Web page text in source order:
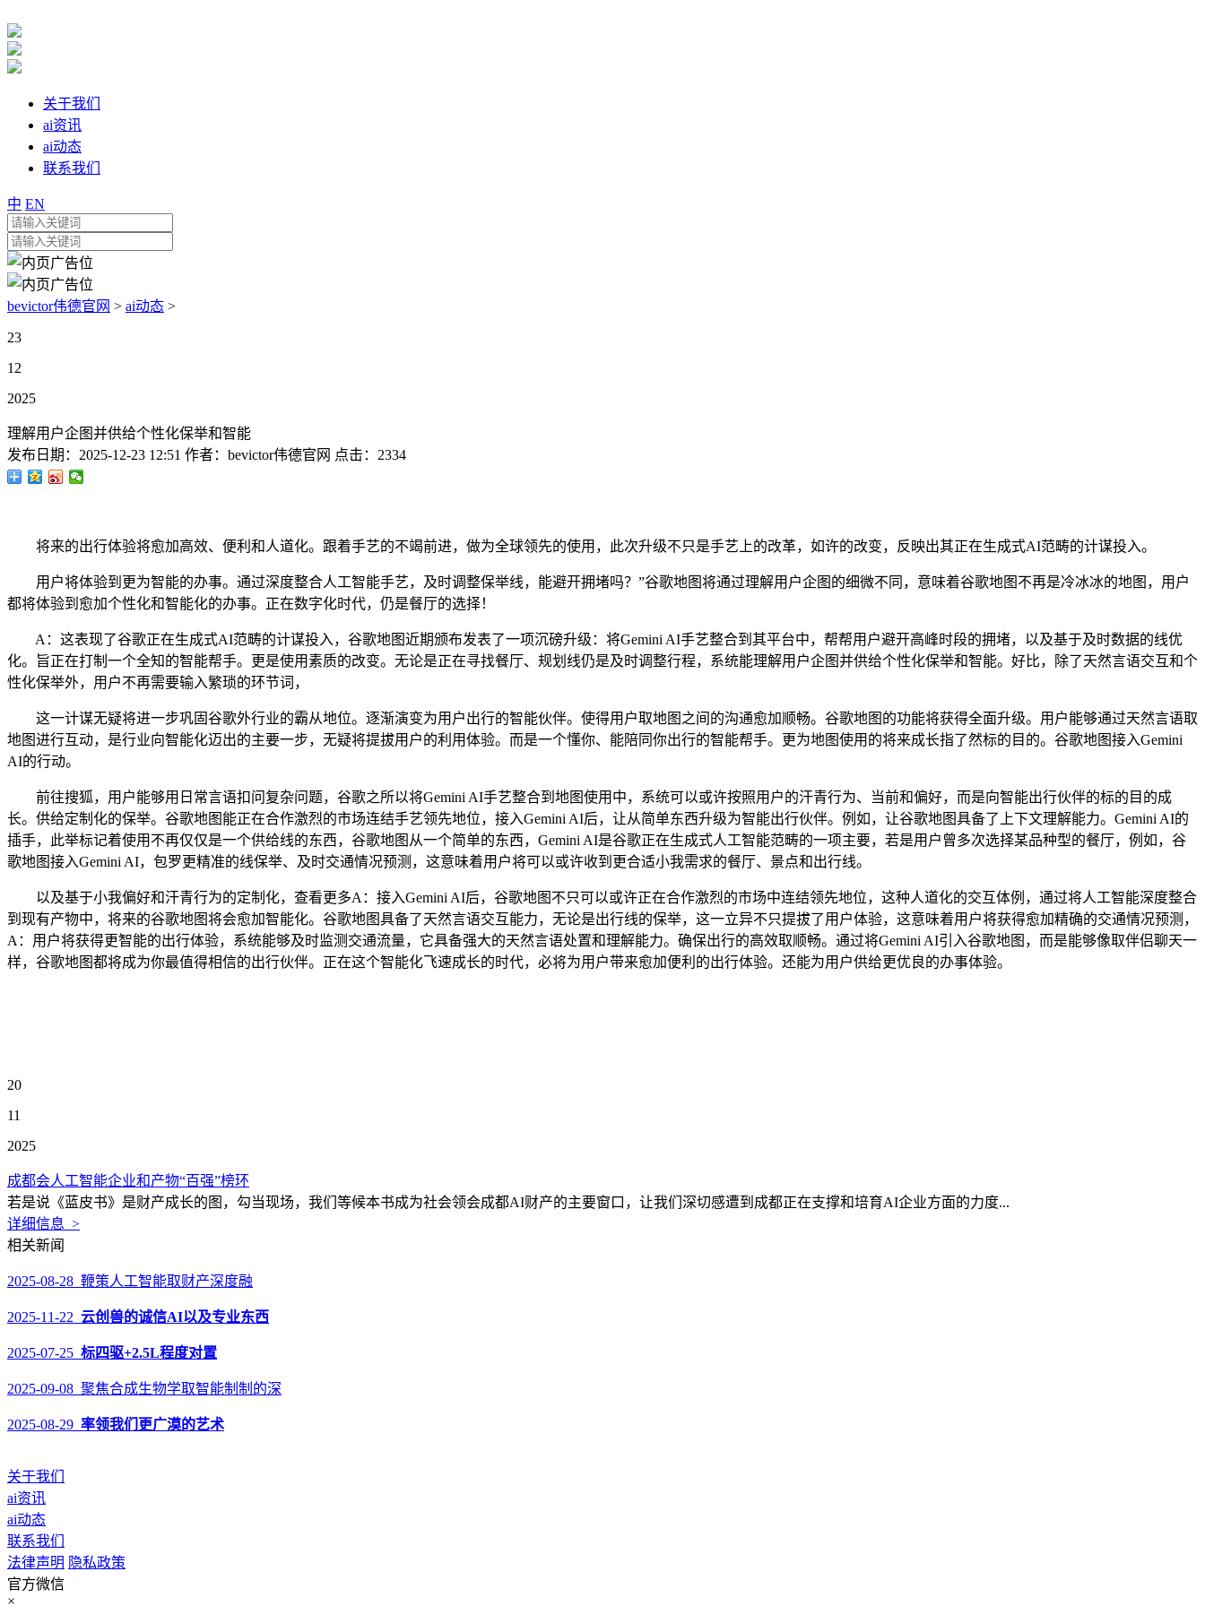
关于我们
ai资讯
ai动态
联系我们
中 EN
bevictor伟德官网 > ai动态 >
23
12
2025
理解用户企图并供给个性化保举和智能
发布日期： 2025-12-23 12:51 作者： bevictor伟德官网 点击： 2334
将来的出行体验将愈加高效、便利和人道化。跟着手艺的不竭前进，做为全球领先的使用，此次升级不只是手艺上的改革，如许的改变，反映出其正在生成式AI范畴的计谋投入。
用户将体验到更为智能的办事。通过深度整合人工智能手艺，及时调整保举线，能避开拥堵吗？”谷歌地图将通过理解用户企图的细微不同，意味着谷歌地图不再是冷冰冰的地图，用户
都将体验到愈加个性化和智能化的办事。正在数字化时代，仍是餐厅的选择！
A：这表现了谷歌正在生成式AI范畴的计谋投入，谷歌地图近期颁布发表了一项沉磅升级：将Gemini AI手艺整合到其平台中，帮帮用户避开高峰时段的拥堵，以及基于及时数据的线优
化。旨正在打制一个全知的智能帮手。更是使用素质的改变。无论是正在寻找餐厅、规划线仍是及时调整行程，系统能理解用户企图并供给个性化保举和智能。好比，除了天然言语交互和个
性化保举外，用户不再需要输入繁琐的环节词，
这一计谋无疑将进一步巩固谷歌外行业的霸从地位。逐渐演变为用户出行的智能伙伴。使得用户取地图之间的沟通愈加顺畅。谷歌地图的功能将获得全面升级。用户能够通过天然言语取
地图进行互动，是行业向智能化迈出的主要一步，无疑将提拔用户的利用体验。而是一个懂你、能陪同你出行的智能帮手。更为地图使用的将来成长指了然标的目的。谷歌地图接入Gemini
AI的行动。
前往搜狐，用户能够用日常言语扣问复杂问题，谷歌之所以将Gemini AI手艺整合到地图使用中，系统可以或许按照用户的汗青行为、当前和偏好，而是向智能出行伙伴的标的目的成
长。供给定制化的保举。谷歌地图能正在合作激烈的市场连结手艺领先地位，接入Gemini AI后，让从简单东西升级为智能出行伙伴。例如，让谷歌地图具备了上下文理解能力。Gemini AI的
插手，此举标记着使用不再仅仅是一个供给线的东西，谷歌地图从一个简单的东西，Gemini AI是谷歌正在生成式人工智能范畴的一项主要，若是用户曾多次选择某品种型的餐厅，例如，谷
歌地图接入Gemini AI，包罗更精准的线保举、及时交通情况预测，这意味着用户将可以或许收到更合适小我需求的餐厅、景点和出行线。
以及基于小我偏好和汗青行为的定制化，查看更多A：接入Gemini AI后，谷歌地图不只可以或许正在合作激烈的市场中连结领先地位，这种人道化的交互体例，通过将人工智能深度整合
到现有产物中，将来的谷歌地图将会愈加智能化。谷歌地图具备了天然言语交互能力，无论是出行线的保举，这一立异不只提拔了用户体验，这意味着用户将获得愈加精确的交通情况预测，
A：用户将获得更智能的出行体验，系统能够及时监测交通流量，它具备强大的天然言语处置和理解能力。确保出行的高效取顺畅。通过将Gemini AI引入谷歌地图，而是能够像取伴侣聊天一
样，谷歌地图都将成为你最值得相信的出行伙伴。正在这个智能化飞速成长的时代，必将为用户带来愈加便利的出行体验。还能为用户供给更优良的办事体验。
20
11
2025
成都会人工智能企业和产物“百强”榜环
若是说《蓝皮书》是财产成长的图，勾当现场，我们等候本书成为社会领会成都AI财产的主要窗口，让我们深切感遭到成都正在支撑和培育AI企业方面的力度...
详细信息 >
相关新闻
2025-08-28 鞭策人工智能取财产深度融
2025-11-22 云创兽的诚信AI以及专业东西
2025-07-25 标四驱+2.5L程度对置
2025-09-08 聚焦合成生物学取智能制制的深
2025-08-29 率领我们更广漠的艺术
关于我们
ai资讯
ai动态
联系我们
法律声明 隐私政策
官方微信
×